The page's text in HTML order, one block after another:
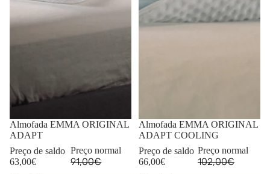
-31%
Almofada EMMA ORIGINAL
ADAPT
Preço de saldo
63,00€
Preço normal
91,00€
-35%
Almofada EMMA ORIGINAL
ADAPT COOLING
Preço de saldo
66,00€
Preço normal
102,00€